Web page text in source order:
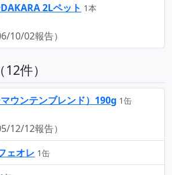
2Lペット 1本
10/02報告）
12件）
ウンテンブレンド）190g 1缶
12/12報告）
ェオレ 1缶